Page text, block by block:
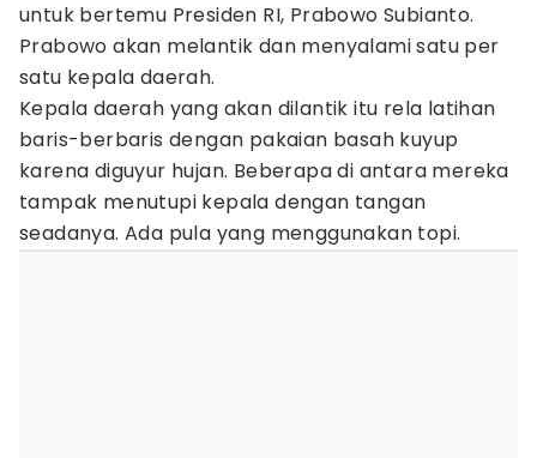
untuk bertemu Presiden RI, Prabowo Subianto.
Prabowo akan melantik dan menyalami satu per
satu kepala daerah.
Kepala daerah yang akan dilantik itu rela latihan
baris-berbaris dengan pakaian basah kuyup
karena diguyur hujan. Beberapa di antara mereka
tampak menutupi kepala dengan tangan
seadanya. Ada pula yang menggunakan topi.